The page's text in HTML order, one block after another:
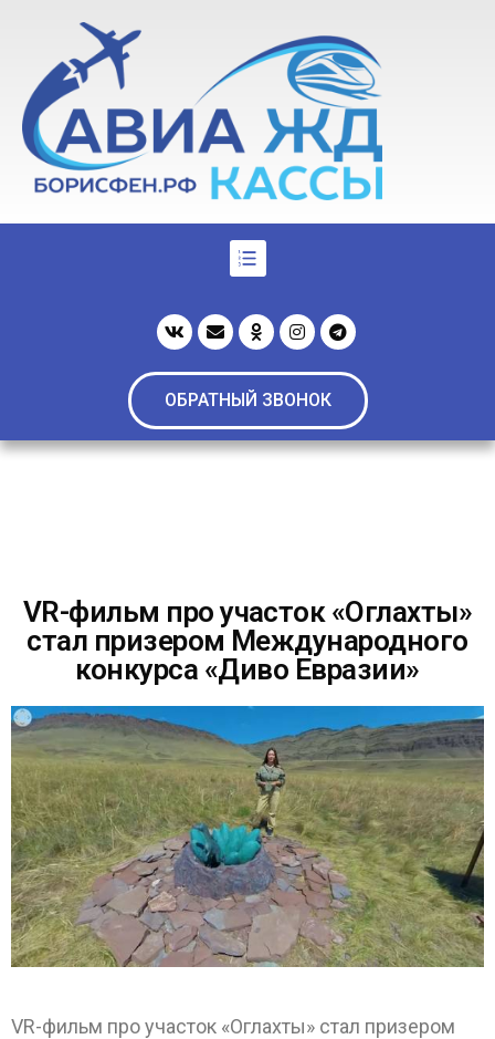
ОБРАТНЫЙ ЗВОНОК
VR-фильм про участок «Оглахты»
стал призером Международного
конкурса «Диво Евразии»
VR-фильм про участок «Оглахты» стал призером